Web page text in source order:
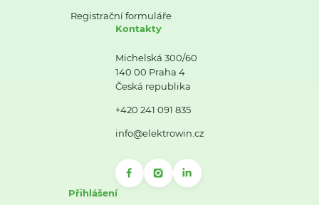
Registrační formuláře
Kontakty
Michelská 300/60
140 00 Praha 4
Česká republika
+420 241 091 835
info@elektrowin.cz
Přihlášení